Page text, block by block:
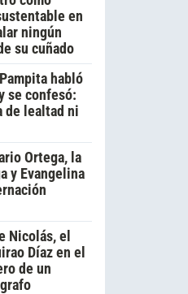
en
ningún
su cuñado
habló
se confesó:
de lealtad ni
Ortega, la
y Evangelina
Nicolás, el
Díaz en el
de un